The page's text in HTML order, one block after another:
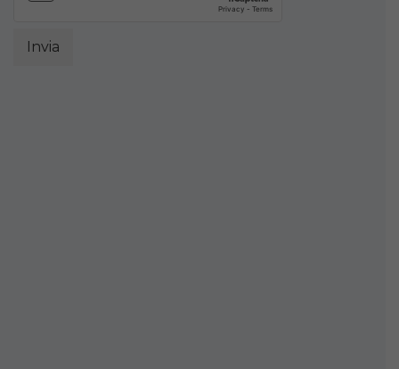
Invia